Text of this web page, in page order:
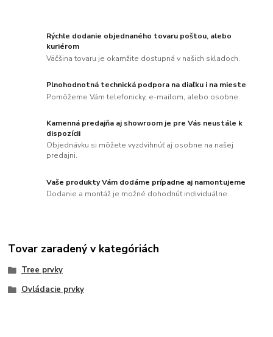
Rýchle dodanie objednaného tovaru poštou, alebo
kuriérom
Väčšina tovaru je okamžite dostupná v našich skladoch.
Plnohodnotná technická podpora na diaľku i na mieste
Pomôžeme Vám telefonicky, e-mailom, alebo osobne.
Kamenná predajňa aj showroom je pre Vás neustále k
dispozícii
Objednávku si môžete vyzdvihnúť aj osobne na našej
predajni.
Vaše produkty Vám dodáme prípadne aj namontujeme
Dodanie a montáž je možné dohodnúť individuálne.
Tovar zaradený v kategóriách
Tree prvky
Ovládacie prvky